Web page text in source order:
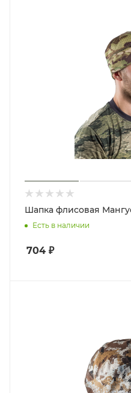
Шапка флисовая
Есть в наличии
704 ₽